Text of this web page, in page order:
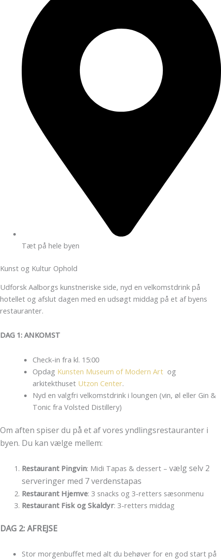
Tæt på hele byen
Kunst og Kultur Ophold
Udforsk Aalborgs kunstneriske side, nyd en velkomstdrink på
hotellet og afslut dagen med en udsøgt middag på et af byens
restauranter.
DAG 1: ANKOMST
Check-in fra kl. 15:00
Opdag Kunsten Museum of Modern Artog
arkitekthuset Utzon Center.
Nyd en valgfri velkomstdrink i loungen (vin, øl eller Gin &
Tonic fra Volsted Distillery)
Om aften spiser du på et af vores yndlingsrestauranter i
byen. Du kan vælge mellem:
Restaurant Pingvin: Midi Tapas & dessert – vælg selv 2
serveringer med 7 verdenstapas
Restaurant Hjemve: 3 snacks og 3-retters sæsonmenu
Restaurant Fisk og Skaldyr: 3-retters middag
DAG 2: AFREJSE
Stor morgenbuffet med alt du behøver for en god start på